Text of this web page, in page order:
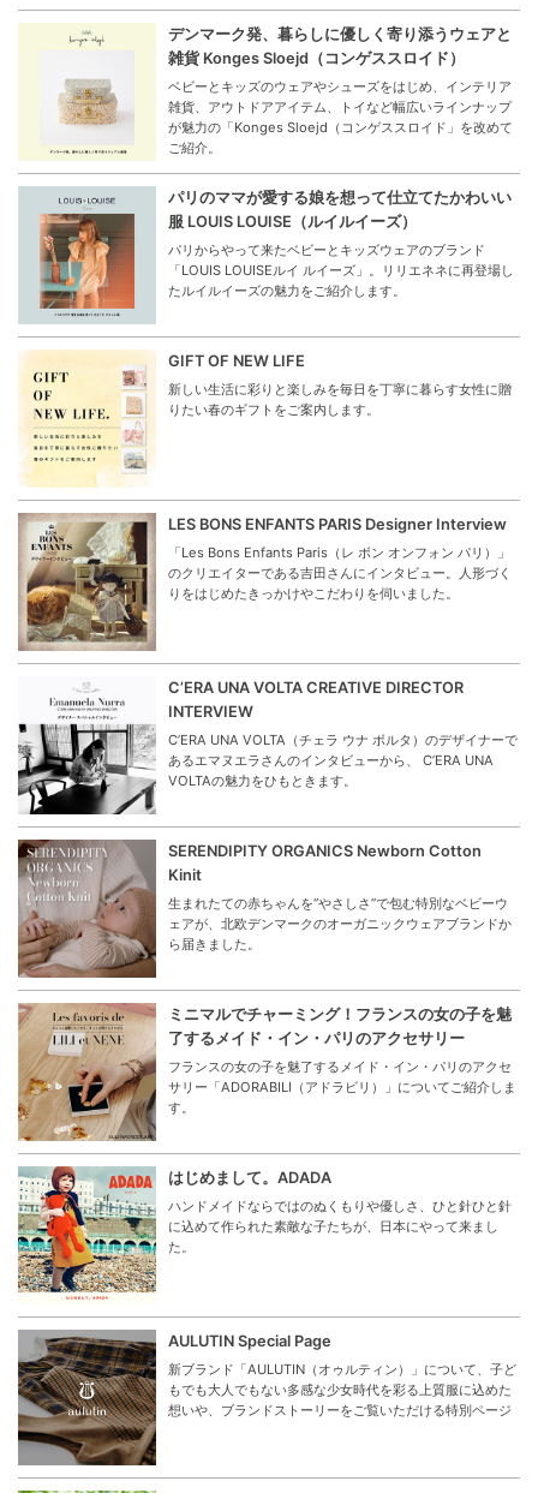
デンマーク発、暮らしに優しく寄り添うウェアと
雑貨 Konges Sloejd（コンゲススロイド）
ベビーとキッズのウェアやシューズをはじめ、インテリア
雑貨、アウトドアアイテム、トイなど幅広いラインナップ
が魅力の「Konges Sloejd（コンゲススロイド」を改めて
ご紹介。
パリのママが愛する娘を想って仕立てたかわいい
服 LOUIS LOUISE（ルイルイーズ）
パリからやって来たベビーとキッズウェアのブランド
「LOUIS LOUISEルイ ルイーズ」。リリエネネに再登場し
たルイルイーズの魅力をご紹介します。
GIFT OF NEW LIFE
新しい生活に彩りと楽しみを毎日を丁寧に暮らす女性に贈
りたい春のギフトをご案内します。
LES BONS ENFANTS PARIS Designer Interview
「Les Bons Enfants Paris（レ ボン オンフォン パリ）」
のクリエイターである吉田さんにインタビュー。人形づく
りをはじめたきっかけやこだわりを伺いました。
C’ERA UNA VOLTA CREATIVE DIRECTOR
INTERVIEW
C’ERA UNA VOLTA（チェラ ウナ ボルタ）のデザイナーで
あるエマヌエラさんのインタビューから、 C’ERA UNA
VOLTAの魅力をひもときます。
SERENDIPITY ORGANICS Newborn Cotton
Kinit
生まれたての赤ちゃんを“やさしさ”で包む特別なベビーウ
ェアが、北欧デンマークのオーガニックウェアブランドか
ら届きました。
ミニマルでチャーミング！フランスの女の子を魅
了するメイド・イン・パリのアクセサリー
フランスの女の子を魅了するメイド・イン・パリのアクセ
サリー「ADORABILI（アドラビリ）」についてご紹介しま
す。
はじめまして。ADADA
ハンドメイドならではのぬくもりや優しさ、ひと針ひと針
に込めて作られた素敵な子たちが、日本にやって来まし
た。
AULUTIN Special Page
新ブランド「AULUTIN（オゥルティン）」について、子ど
もでも大人でもない多感な少女時代を彩る上質服に込めた
想いや、ブランドストーリーをご覧いただける特別ページ